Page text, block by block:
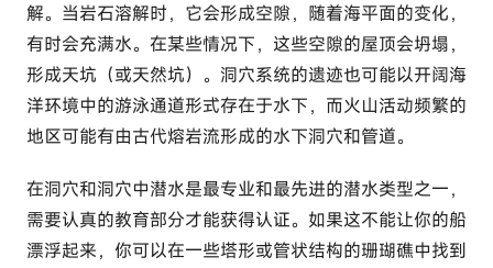
解。当岩石溶解时，它会形成空隙，随着海平面的变化，
有时会充满水。在某些情况下，这些空隙的屋顶会坍塌，
形成天坑（或天然坑）。洞穴系统的遗迹也可能以开阔海
洋环境中的游泳通道形式存在于水下，而火山活动频繁的
地区可能有由古代熔岩流形成的水下洞穴和管道。
在洞穴和洞穴中潜水是最专业和最先进的潜水类型之一，
需要认真的教育部分才能获得认证。如果这不能让你的船
漂浮起来，你可以在一些塔形或管状结构的珊瑚礁中找到